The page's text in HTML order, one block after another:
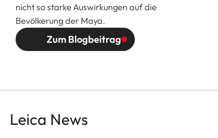
nicht so starke Auswirkungen auf die
Bevölkerung der Maya.
Zum Blogbeitrag
Leica News